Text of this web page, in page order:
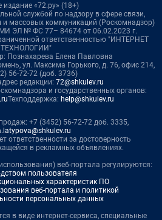
издание «72.ру» (18+)
службой по надзору в сфере связи,
и массовых коммуникаций (Роскомнадзор)
ЭЛ № ФС 77– 84674 от 06.02.2023 г.
ответственностью "ИНТЕРНЕТ
ТЕХНОЛОГИИ"
Познахарева Елена Павловна
ул. Максима Горького, д. 76, офис 214,
56-72-72 (доб. 3736)
редакции: 72@shkulev.ru
и государственных органов:
Техподдержка: help@shkulev.ru
+7 (3452) 56-72-72 доб. 3335,
ответственности за достоверность
в рекламных объявлениях.
веб-портала регулируются:
пользователя
характеристик ПО
веб-портала и политикой
персональных данных
в виде интернет-сервиса, специальные